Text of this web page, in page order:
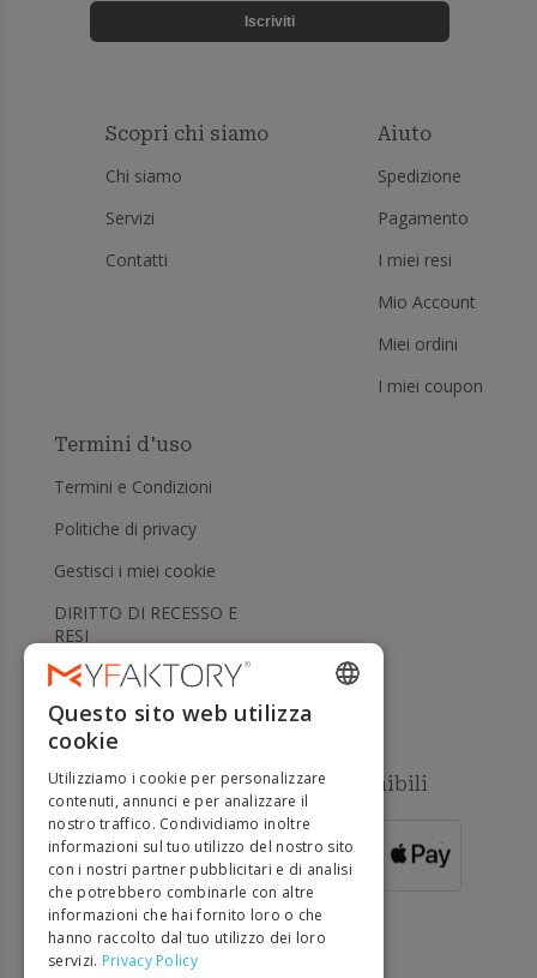
Iscriviti
Scopri chi siamo
Chi siamo
Servizi
Contatti
Aiuto
Spedizione
Pagamento
I miei resi
Mio Account
Miei ordini
I miei coupon
Termini d'uso
Termini e Condizioni
Politiche di privacy
Gestisci i miei cookie
DIRITTO DI RECESSO E
RESI
Aiuto
Metodi di pagamento disponibili
SUPERIORI A
500 €
ENGLISH
DUTCH
GERMAN
PORTUGUESE
Questo sito web utilizza
cookie
Utilizziamo i cookie per personalizzare
contenuti, annunci e per analizzare il
nostro traffico. Condividiamo inoltre
informazioni sul tuo utilizzo del nostro sito
con i nostri partner pubblicitari e di analisi
che potrebbero combinarle con altre
informazioni che hai fornito loro o che
hanno raccolto dal tuo utilizzo dei loro
servizi. Privacy Policy